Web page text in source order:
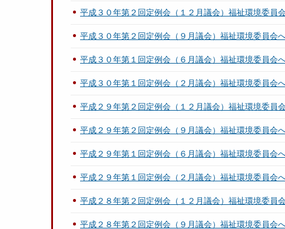
平成３０年第２回定例会（１２月議会）福祉環境委員
平成３０年第２回定例会（９月議会）福祉環境委員会
平成３０年第１回定例会（６月議会）福祉環境委員会
平成３０年第１回定例会（２月議会）福祉環境委員会
平成２９年第２回定例会（１２月議会）福祉環境委員
平成２９年第２回定例会（９月議会）福祉環境委員会
平成２９年第１回定例会（６月議会）福祉環境委員会
平成２９年第１回定例会（２月議会）福祉環境委員会
平成２８年第２回定例会（１２月議会）福祉環境委員
平成２８年第２回定例会（９月議会）福祉環境委員会